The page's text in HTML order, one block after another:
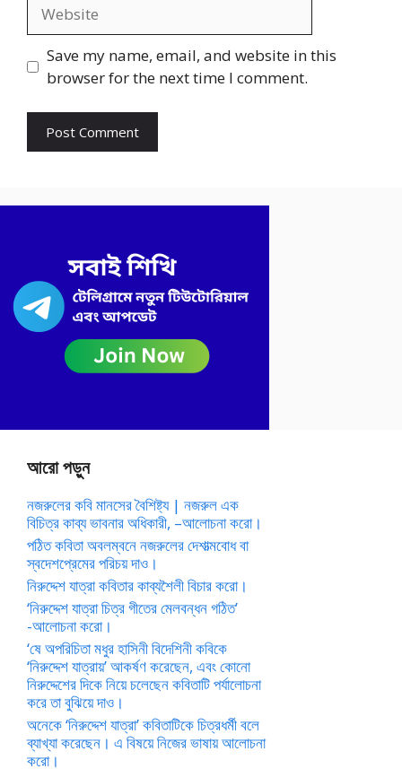
Save my name, email, and website in this
browser for the next time I comment.
আরো পড়ুন
নজরুলের কবি মানসের বৈশিষ্ট্য | নজরুল এক
বিচিত্র কাব্য ভাবনার অধিকারী, –আলোচনা করো।
পঠিত কবিতা অবলম্বনে নজরুলের দেশাত্মবোধ বা
স্বদেশপ্রেমের পরিচয় দাও।
নিরুদ্দেশ যাত্রা কবিতার কাব্যশৈলী বিচার করো।
‘নিরুদ্দেশ যাত্রা চিত্র গীতের মেলবন্ধন গঠিত’
-আলোচনা করো।
‘ষে অপরিচিতা মধুর হাসিনী বিদেশিনী কবিকে
‘নিরুদ্দেশ যাত্রায়’ আকর্ষণ করেছেন, এবং কোনো
নিরুদ্দেশের দিকে নিয়ে চলেছেন কবিতাটি পর্যালোচনা
করে তা বুঝিয়ে দাও।
অনেকে ‘নিরুদ্দেশ যাত্রা’ কবিতাটিকে চিত্রধর্মী বলে
ব্যাখ্যা করেছেন। এ বিষয়ে নিজের ভাষায় আলোচনা
করো।